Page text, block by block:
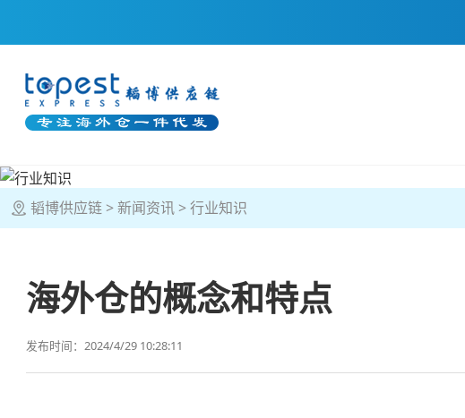
韬博供应链 新闻资讯 行业知识
海外仓的概念和特点
发布时间：2024/4/29 10:28:11